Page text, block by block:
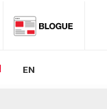
EN